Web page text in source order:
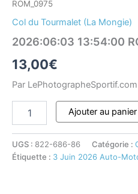
ROM_0975
Col du Tourmalet (La Mongie)
2026:06:03 13:54:00
13,00€
Par LePhotographeSportif.com
Ajouter au panier
UGS : 822-686-86 Catégorie :
Étiquette : 3 Juin 2026 Auto-